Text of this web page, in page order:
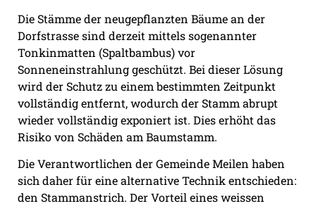
Die Stämme der neugepflanzten Bäume an der
Dorfstrasse sind derzeit mittels sogenannter
Tonkinmatten (Spaltbambus) vor
Sonneneinstrahlung geschützt. Bei dieser Lösung
wird der Schutz zu einem bestimmten Zeitpunkt
vollständig entfernt, wodurch der Stamm abrupt
wieder vollständig exponiert ist. Dies erhöht das
Risiko von Schäden am Baumstamm.
Die Verantwortlichen der Gemeinde Meilen haben
sich daher für eine alternative Technik entschieden:
den Stammanstrich. Der Vorteil eines weissen